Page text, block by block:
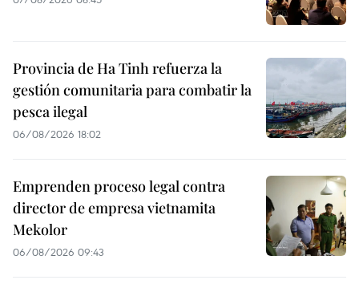
Provincia de Ha Tinh refuerza la
gestión comunitaria para combatir la
pesca ilegal
06/08/2026 18:02
Emprenden proceso legal contra
director de empresa vietnamita
Mekolor
06/08/2026 09:43